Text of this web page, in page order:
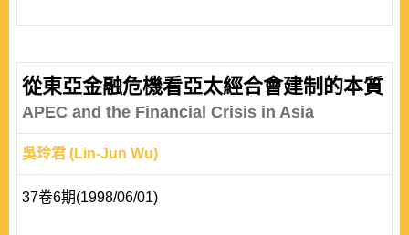
從東亞金融危機看亞太經合會建制的本質
APEC and the Financial Crisis in Asia
吳玲君 (Lin-Jun Wu)
37卷6期(1998/06/01)